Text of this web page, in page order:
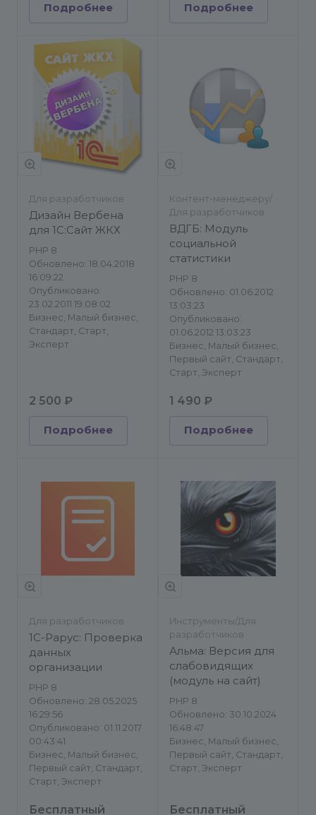
Подробнее Подробнее
Для разработчиков
Дизайн Вербена
для 1С:Сайт ЖКХ
PHP 8
Обновлено: 18.04.2018
16:09:22
Опубликовано:
23.02.2011 19:08:02
Бизнес, Малый бизнес,
Стандарт, Старт,
Эксперт
2 500 ₽
Подробнее
Контент-менеджеру/
Для разработчиков
ВДГБ: Модуль
социальной
статистики
PHP 8
Обновлено: 01.06.2012
13:03:23
Опубликовано:
01.06.2012 13:03:23
Бизнес, Малый бизнес,
Первый сайт, Стандарт,
Старт, Эксперт
1 490 ₽
Подробнее
Для разработчиков
1С-Рарус: Проверка
данных
организации
PHP 8
Обновлено: 28.05.2025
16:29:56
Опубликовано: 01.11.2017
00:43:41
Бизнес, Малый бизнес,
Первый сайт, Стандарт,
Старт, Эксперт
Бесплатный
Инструменты/Для
разработчиков
Альма: Версия для
слабовидящих
(модуль на сайт)
PHP 8
Обновлено: 30.10.2024
16:48:47
Бизнес, Малый бизнес,
Первый сайт, Стандарт,
Старт, Эксперт
Бесплатный